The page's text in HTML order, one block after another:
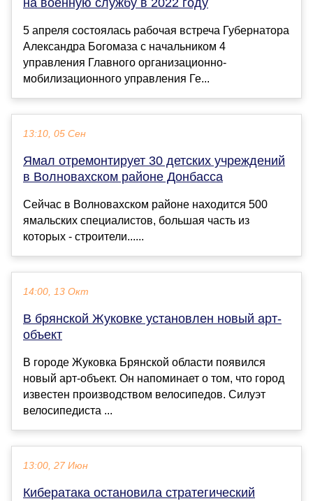
на военную службу в 2022 году
5 апреля состоялась рабочая встреча Губернатора
Александра Богомаза с начальником 4
управления Главного организационно-
мобилизационного управления Ге...
13:10, 05 Сен
Ямал отремонтирует 30 детских учреждений
в Волновахском районе Донбасса
Сейчас в Волновахском районе находится 500
ямальских специалистов, большая часть из
которых - строители......
14:00, 13 Окт
В брянской Жуковке установлен новый арт-
объект
В городе Жуковка Брянской области появился
новый арт-объект. Он напоминает о том, что город
известен производством велосипедов. Силуэт
велосипедиста ...
13:00, 27 Июн
Кибератака остановила стратегический